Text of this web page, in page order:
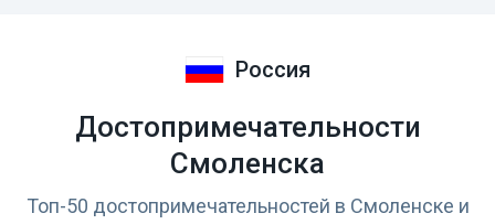
Россия
Достопримечательности
Смоленска
Топ-50 достопримечательностей в Смоленске и